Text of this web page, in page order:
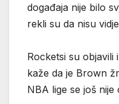
događaja nije bilo
rekli su da nisu
Rocketsi su objavili
kaže da je Brown
NBA lige se još